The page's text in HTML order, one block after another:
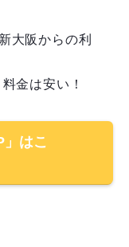
大阪からの利
金は安い！
はこ